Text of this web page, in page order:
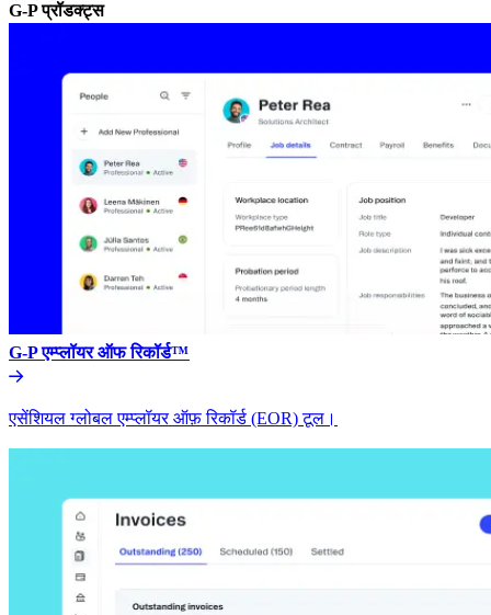
G-P प्रॉडक्ट्स​​
G-P एम्प्लॉयर ऑफ रिकॉर्ड™​​
एसेंशियल ग्लोबल एम्प्लॉयर ऑफ़ रिकॉर्ड (EOR) टूल।​​